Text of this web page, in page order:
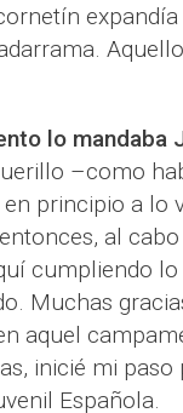
lo mandaba
–como
principio a lo
al
cumpliendo
Muchas
aquel
inicié mi paso
Española.